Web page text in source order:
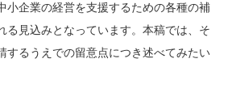
小企業の経営を支援するための各種の補
る見込みとなっています。本稿では、そ
するうえでの留意点につき述べてみたい